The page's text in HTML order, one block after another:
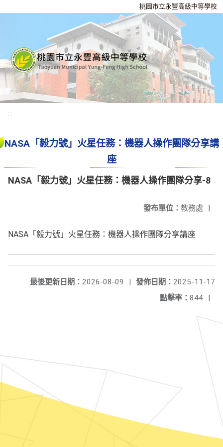
桃園市立永豐高級中等學校
:::
NASA「毅力號」火星任務：機器人操作團隊分享講
座
NASA「毅力號」火星任務：機器人操作團隊分享-8
發布單位： 教務處 |
NASA「毅力號」火星任務：機器人操作團隊分享講座
發佈日期： 2025-11-17
最後更新日期： 2026-08-09
|
點擊率： 844 |